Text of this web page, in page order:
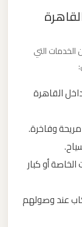
التي
القاهرة
وفاخرة.
أو كبار
عند وصولهم